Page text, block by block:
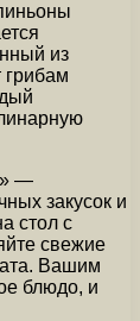
из
грибам
—
закусок и
стол с
свежие
Вашим
блюдо, и